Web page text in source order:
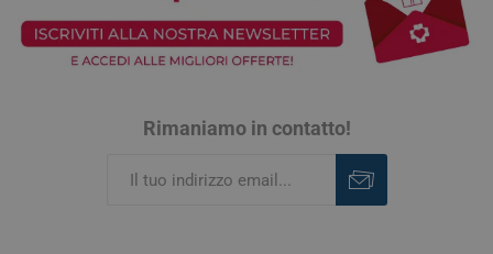
Rimaniamo in contatto!